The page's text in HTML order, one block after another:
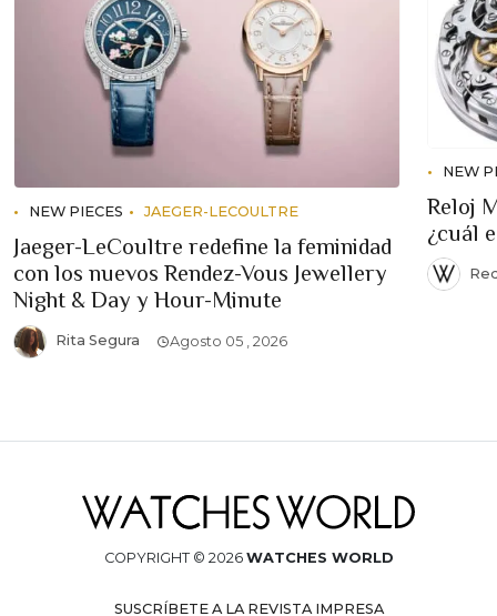
NEW PIECES JAEGER-LECOULTRE
Jaeger-LeCoultre redefine la feminidad
con los nuevos Rendez-Vous Jewellery
Night & Day y Hour-Minute
Rita Segura Agosto 05 , 2026
NEW
Reloj
¿cuál
COPYRIGHT © 2026 WATCHES WORLD
SUSCRÍBETE A LA REVISTA IMPRESA